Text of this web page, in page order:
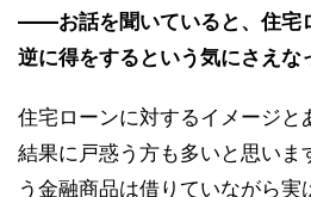
――お話を聞いていると、住宅
逆に得をするという気にさえな
住宅ローンに対するイメージと
結果に戸惑う方も多いと思いま
う金融商品は借りていながら実